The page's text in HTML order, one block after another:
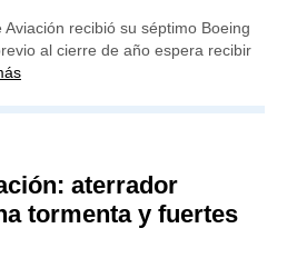
Aviación recibió su séptimo Boeing
al cierre de año espera recibir
aterrador
tormenta y fuertes